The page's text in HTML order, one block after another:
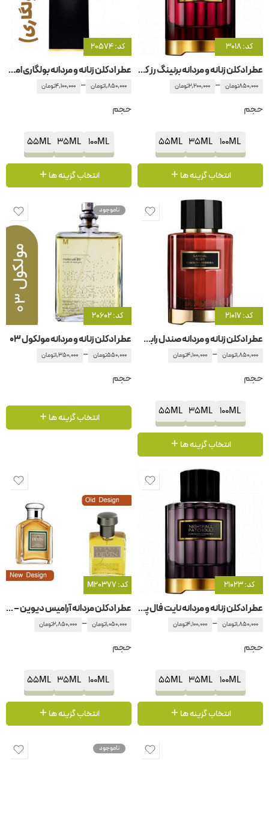
کد: 3018
عطر ادکلن زنانه و مردانه برنینگ رز کارولینا هررا
850,000تومان –
2,200,000تومان
حجم
100ML
35ML
55ML
انتخاب گزینه ها
کد: 20574
عطر ادکلن زنانه و مردانه بولگاری امبرو
1,850,000تومان –
4,100,000تومان
حجم
100ML
35ML
55ML
انتخاب گزینه ها
کد: 21017
عطر ادکلن زنانه و مردانه صندل رابی کارولینا هررا
1,850,000تومان –
4,100,000تومان
حجم
100ML
35ML
55ML
انتخاب گزینه ها
ناموجود
کد: 20602
عطر ادکلن زنانه و مردانه مولکول ۰۳
550,000تومان –
1,350,000تومان
حجم
انتخاب گزینه ها
کد: 21023
عطر ادکلن زنانه و مردانه نایت فال پچولی کارولینا هررا
1,850,000تومان –
4,100,000تومان
حجم
100ML
35ML
55ML
انتخاب گزینه ها
کد: M20377
عطر ادکلن مردانه آرامیس دیوین – دوین
1,050,000تومان –
2,850,000تومان
حجم
100ML
35ML
55ML
انتخاب گزینه ها
ناموجود